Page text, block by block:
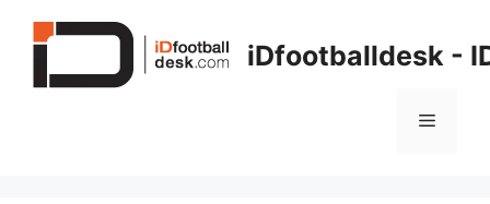
iDfootballdesk -
Menu